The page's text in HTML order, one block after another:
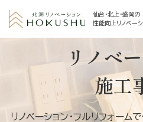
仙台・北上・盛岡の
性能向上リノベーシ
リノベ
施工
リノベーション・フルリフォー